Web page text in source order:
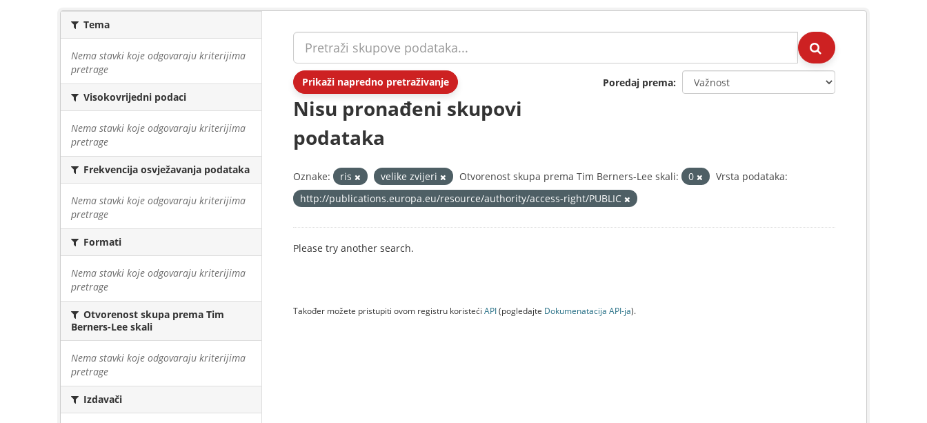
Tema
Nema stavki koje odgovaraju kriterijima
pretrage
Visokovrijedni podaci
Nema stavki koje odgovaraju kriterijima
pretrage
Frekvencija osvježavanja podataka
Nema stavki koje odgovaraju kriterijima
pretrage
Formati
Nema stavki koje odgovaraju kriterijima
pretrage
Otvorenost skupa prema Tim
Berners-Lee skali
Nema stavki koje odgovaraju kriterijima
pretrage
Izdavači
Prikaži napredno pretraživanje Poredaj prema
Nisu pronađeni skupovi
podataka
Oznake: ris velike zvijeri Otvorenost skupa prema Tim Berners-Lee skali: 0
Vrsta podataka:
http://publications.europa.eu/resource/authority/access-right/PUBLIC
Please try another search.
Također možete pristupiti ovom registru koristeći API(pogledajte Dokumenаtаcijа API-jа).